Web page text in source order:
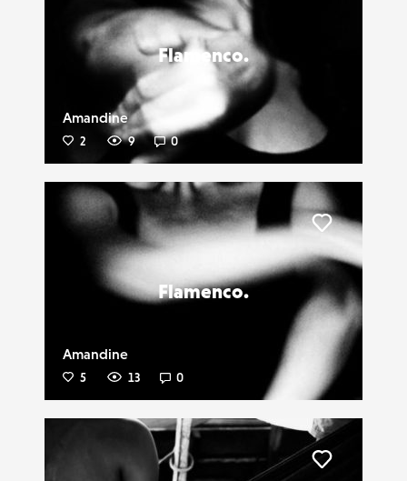
Flamenco.
Amandine
2 9 0
Flamenco.
Amandine
5 13 0
Liker